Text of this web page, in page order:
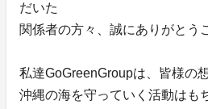
だいた
関係者の方々、誠にありがとう
私達GoGreenGroupは、皆様の
沖縄の海を守っていく活動はも